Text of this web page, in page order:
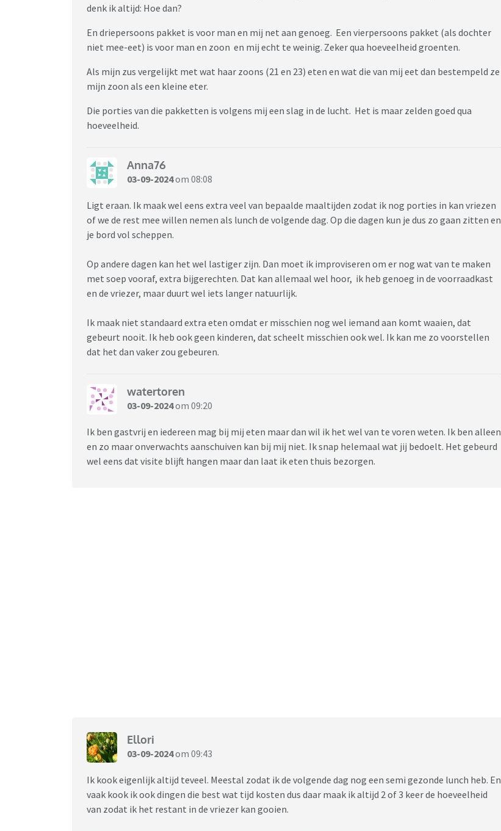
denk ik altijd: Hoe dan?
En driepersoons pakket is voor man en mij net aan genoeg. Een vierpersoons pakket (als dochter
niet mee-eet) is voor man en zoon en mij echt te weinig. Zeker qua hoeveelheid groenten.
Als mijn zus vergelijkt met wat haar zoons (21 en 23) eten en wat die van mij eet dan bestempeld ze
mijn zoon als een kleine eter.
Die porties van die pakketten is volgens mij een slag in de lucht. Het is maar zelden goed qua
hoeveelheid.
Anna76
03-09-2024om 08:08
Ligt eraan. Ik maak wel eens extra veel van bepaalde maaltijden zodat ik nog porties in kan vriezen
of we de rest mee willen nemen als lunch de volgende dag. Op die dagen kun je dus zo gaan zitten en
je bord vol scheppen.
Op andere dagen kan het wel lastiger zijn. Dan moet ik improviseren om er nog wat van te maken
met soep vooraf, extra bijgerechten. Dat kan allemaal wel hoor, ik heb genoeg in de voorraadkast
en de vriezer, maar duurt wel iets langer natuurlijk.
Ik maak niet standaard extra eten omdat er misschien nog wel iemand aan komt waaien, dat
gebeurt nooit. Ik heb ook geen kinderen, dat scheelt misschien ook wel. Ik kan me zo voorstellen
dat het dan vaker zou gebeuren.
watertoren
03-09-2024om 09:20
Ik ben gastvrij en iedereen mag bij mij eten maar dan wil ik het wel van te voren weten. Ik ben alleen
en zo maar onverwachts aanschuiven kan bij mij niet. Ik snap helemaal wat jij bedoelt. Het gebeurd
wel eens dat visite blijft hangen maar dan laat ik eten thuis bezorgen.
Ellori
03-09-2024om 09:43
Ik kook eigenlijk altijd teveel. Meestal zodat ik de volgende dag nog een semi gezonde lunch heb. En
vaak kook ik ook dingen die best wat tijd kosten dus daar maak ik altijd 2 of 3 keer de hoeveelheid
van zodat ik het restant in de vriezer kan gooien.